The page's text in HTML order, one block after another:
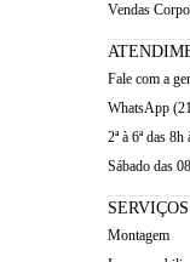
Vendas
Fale com a
WhatsApp
2ª à 6ª das 8h
Sábado das
SERVIÇOS
Montagem